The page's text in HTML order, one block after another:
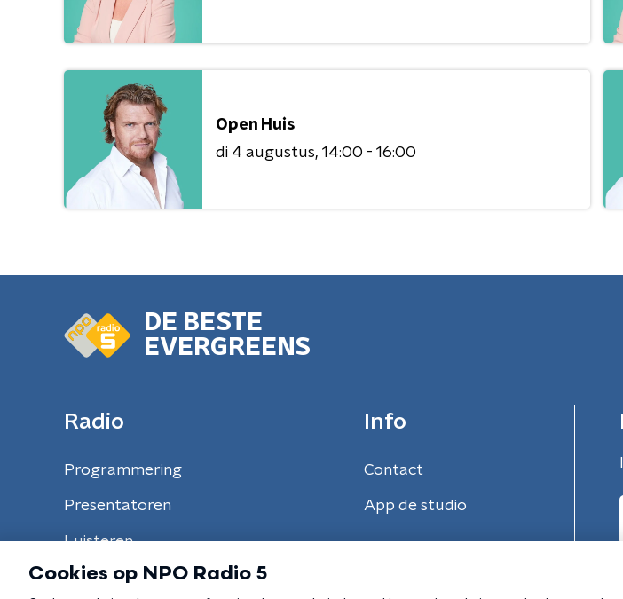
Open Huis
di 4 augustus 14:00 - 16:00
DE BESTE
EVERGREENS
Radio
Programmering
Presentatoren
Luisteren
Info
Contact
App de studio